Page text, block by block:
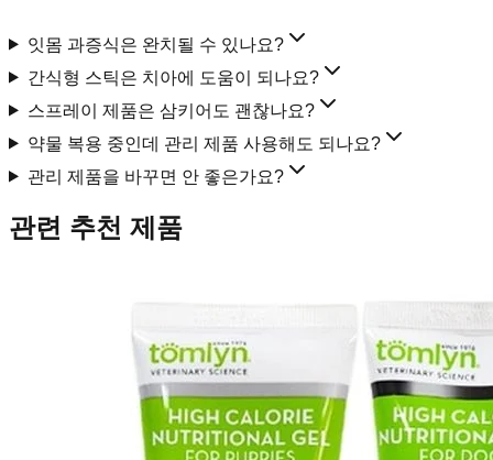
잇몸 과증식은 완치될 수 있나요?
간식형 스틱은 치아에 도움이 되나요?
스프레이 제품은 삼키어도 괜찮나요?
약물 복용 중인데 관리 제품 사용해도 되나요?
관리 제품을 바꾸면 안 좋은가요?
관련 추천 제품